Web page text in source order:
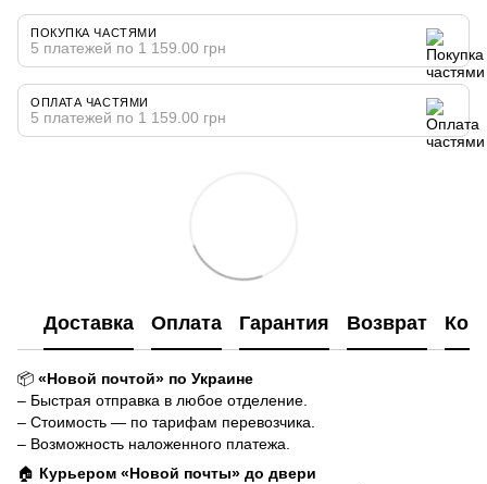
ПОКУПКА ЧАСТЯМИ
5 платежей по 1 159.00 грн
ОПЛАТА ЧАСТЯМИ
5 платежей по 1 159.00 грн
Доставка Оплата Гарантия Возврат
📦 «Новой почтой» по Украине
– Быстрая отправка в любое отделение.
– Стоимость — по тарифам перевозчика.
– Возможность наложенного платежа.
🏠 Курьером «Новой почты» до двери